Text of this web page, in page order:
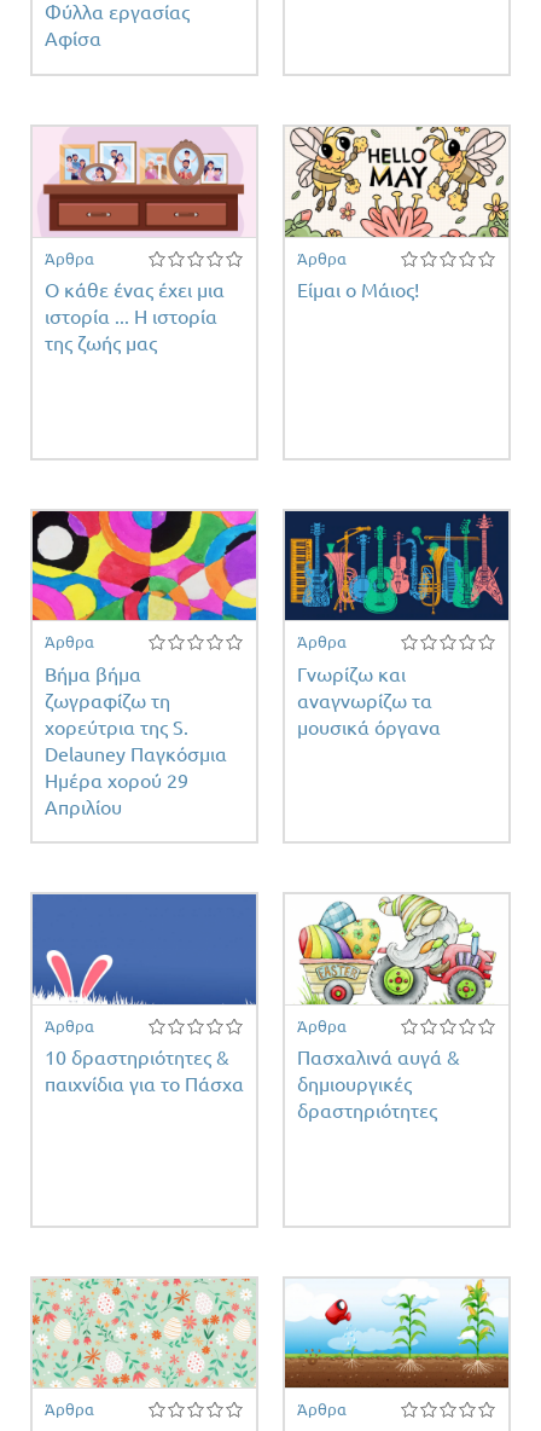
Φύλλα εργασίας
Αφίσα
Άρθρα
Ο κάθε ένας έχει μια
ιστορία ... Η ιστορία
της ζωής μας
Άρθρα
Είμαι ο Μάιος!
Άρθρα
Βήμα βήμα
ζωγραφίζω τη
χορεύτρια της S.
Delauney Παγκόσμια
Ημέρα χορού 29
Απριλίου
Άρθρα
Γνωρίζω και
αναγνωρίζω τα
μουσικά όργανα
Άρθρα
10 δραστηριότητες &
παιχνίδια για το Πάσχα
Άρθρα
Πασχαλινά αυγά &
δημιουργικές
δραστηριότητες
Άρθρα Άρθρα